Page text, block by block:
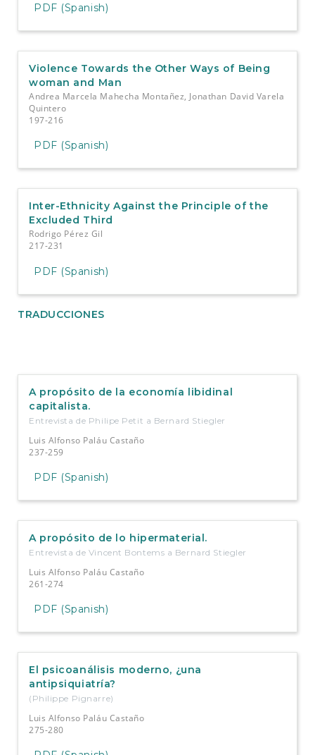
PDF (Spanish)
Violence Towards the Other Ways of Being
woman and Man
Andrea Marcela Mahecha Montañez, Jonathan David Varela
Quintero
197-216
PDF (Spanish)
Inter-Ethnicity Against the Principle of the
Excluded Third
Rodrigo Pérez Gil
217-231
PDF (Spanish)
TRADUCCIONES
A propósito de la economía libidinal
capitalista.
Entrevista de Philipe Petit a Bernard Stiegler
Luis Alfonso Paláu Castaño
237-259
PDF (Spanish)
A propósito de lo hipermaterial.
Entrevista de Vincent Bontems a Bernard Stiegler
Luis Alfonso Paláu Castaño
261-274
PDF (Spanish)
El psicoanálisis moderno, ¿una
antipsiquiatría?
(Philippe Pignarre)
Luis Alfonso Paláu Castaño
275-280